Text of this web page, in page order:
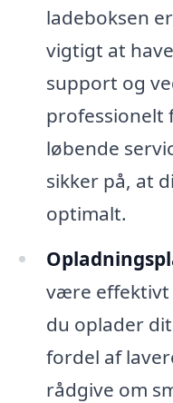
ladeboksen
vigtigt at
support og
professionelt
løbende
sikker på, at
optimalt.
være
du oplader
fordel af
rådgive om